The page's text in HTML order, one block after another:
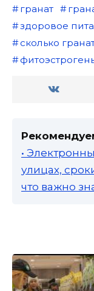
гранат
здоровое
сколько
•
улицах,
что важно